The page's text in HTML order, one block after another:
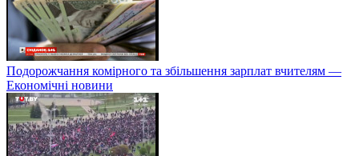
Подорожчання комірного та збільшення зарплат вчителям —
Економічні новини